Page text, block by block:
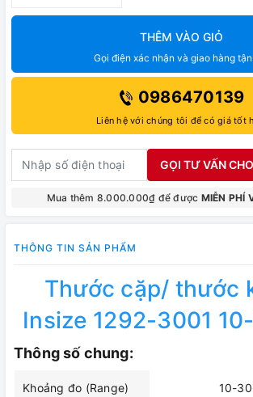
THÊM VÀO GIỎ
Gọi điện xác nhận và giao hàng
0986470139
Liên hệ với chúng tôi để có giá tốt
GỌI TƯ VẤN
Mua thêm 8.000.000₫ để được MIỄN PHÍ
THÔNG TIN SẢN PHẨM
Thước cặp/ thước
Insize 1292-3001
Thông số chung:
Khoảng đo (Range) 10-